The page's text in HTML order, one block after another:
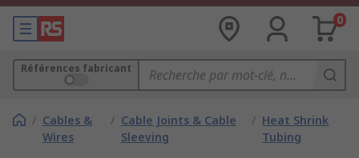
0
Références fabricant
/ Cables &
Wires
/ Cable Joints & Cable
Sleeving
/ Heat Shrink
Tubing